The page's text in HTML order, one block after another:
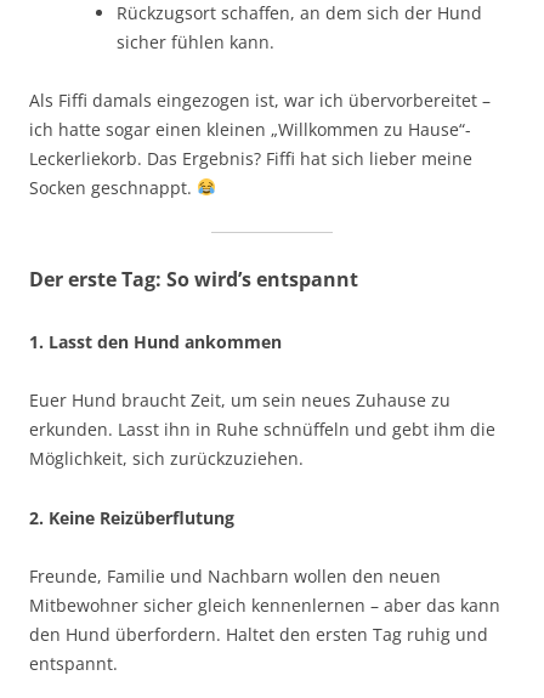
Rückzugsort schaffen, an dem sich der Hund
sicher fühlen kann.
Als Fiffi damals eingezogen ist, war ich übervorbereitet –
ich hatte sogar einen kleinen „Willkommen zu Hause“-
Leckerliekorb. Das Ergebnis? Fiffi hat sich lieber meine
Socken geschnappt.
Der erste Tag: So wird’s entspannt
1. Lasst den Hund ankommen
Euer Hund braucht Zeit, um sein neues Zuhause zu
erkunden. Lasst ihn in Ruhe schnüffeln und gebt ihm die
Möglichkeit, sich zurückzuziehen.
2. Keine Reizüberflutung
Freunde, Familie und Nachbarn wollen den neuen
Mitbewohner sicher gleich kennenlernen – aber das kann
den Hund überfordern. Haltet den ersten Tag ruhig und
entspannt.